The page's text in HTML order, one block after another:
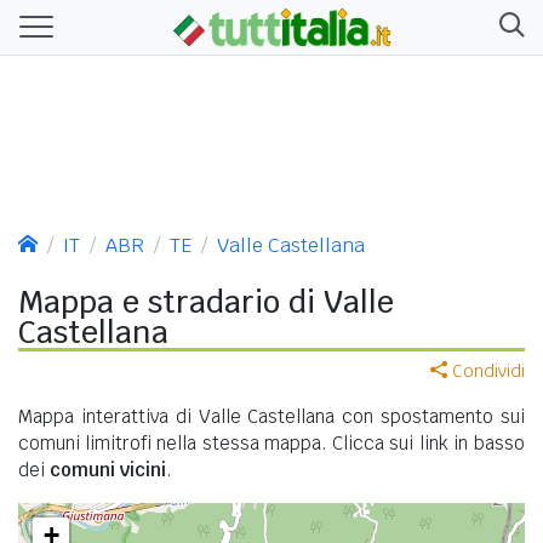
IT ABR TE Valle Castellana
Mappa e stradario di Valle
Castellana
Condividi
Mappa interattiva di Valle Castellana con spostamento sui
comuni limitrofi nella stessa mappa. Clicca sui link in basso
dei comuni vicini.
+